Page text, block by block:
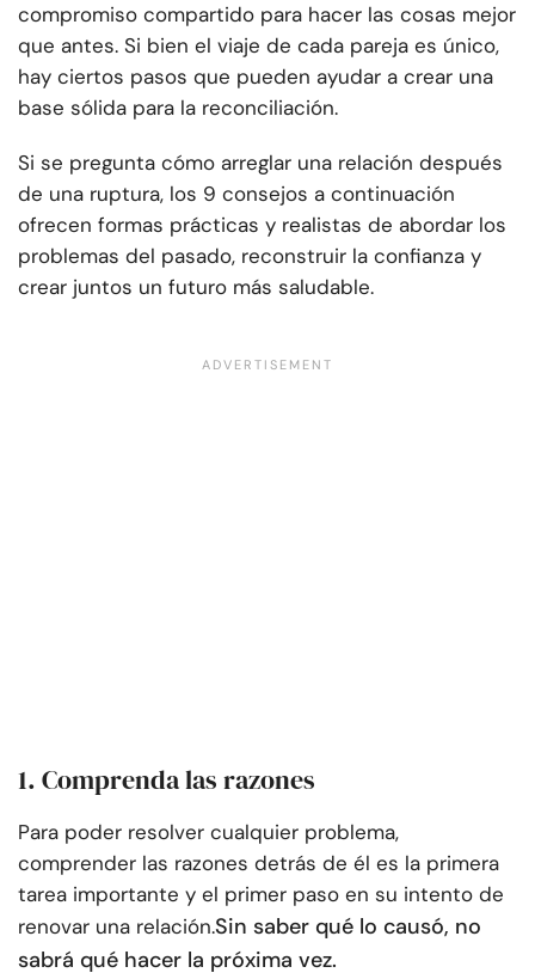
compromiso compartido para hacer las cosas mejor
que antes. Si bien el viaje de cada pareja es único,
hay ciertos pasos que pueden ayudar a crear una
base sólida para la reconciliación.
Si se pregunta cómo arreglar una relación después
de una ruptura, los 9 consejos a continuación
ofrecen formas prácticas y realistas de abordar los
problemas del pasado, reconstruir la confianza y
crear juntos un futuro más saludable.
1. Comprenda las razones
Para poder resolver cualquier problema,
comprender las razones detrás de él es la primera
tarea importante y el primer paso en su intento de
renovar una relación.Sin saber qué lo causó, no
sabrá qué hacer la próxima vez.